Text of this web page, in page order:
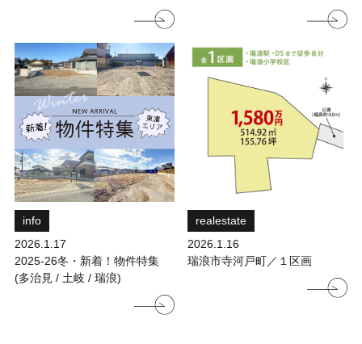
info
2026.1.17
2025-26冬・新着！物件特集
(多治見 / 土岐 / 瑞浪)
realestate
2026.1.16
瑞浪市寺河戸町／１区画